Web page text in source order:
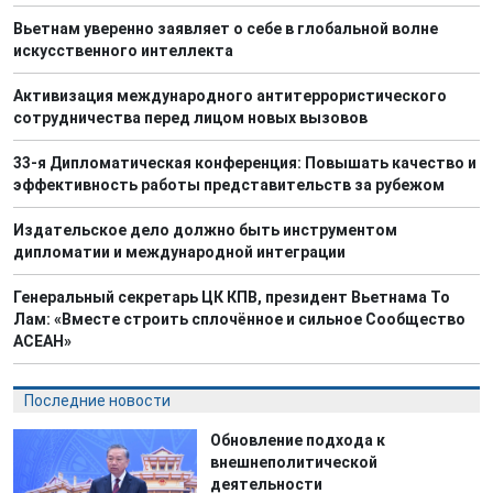
Вьетнам уверенно заявляет о себе в глобальной волне
искусственного интеллекта
Активизация международного антитеррористического
сотрудничества перед лицом новых вызовов
33-я Дипломатическая конференция: Повышать качество и
эффективность работы представительств за рубежом
Издательское дело должно быть инструментом
дипломатии и международной интеграции
Генеральный секретарь ЦК КПВ, президент Вьетнама То
Лам: «Вместе строить сплочённое и сильное Сообщество
АСЕАН»
Последние новости
Обновление подхода к
внешнеполитической
деятельности